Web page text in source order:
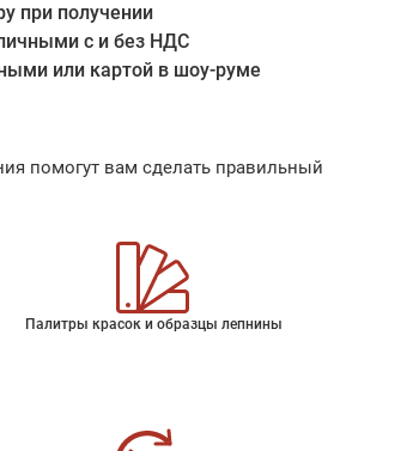
при получении
с и без НДС
или картой в шоу-руме
помогут вам сделать правильный
Палитры красок и образцы лепнины